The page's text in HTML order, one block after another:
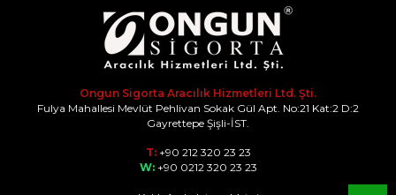
Ongun Sigorta Aracılık Hizmetleri Ltd. Şti.
Fulya Mahallesi Mevlüt Pehlivan Sokak Gül Apt. No:21 Kat:2 D:2
Gayrettepe Şişli-İST.
T:+90 212 320 23 23
W:+90 0212 320 23 23